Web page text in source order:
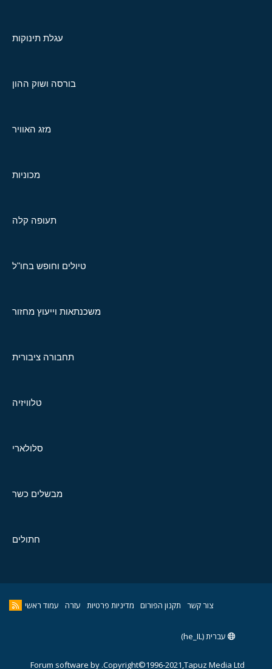
עגלת תינוקות
בורסה ושוק ההון
מזג האוויר
מכוניות
תעופה קלה
טיולים וחופש בחו"ל
משכנתאות וייעוץ מחזור
תחבורה ציבורית
טלוויזיה
סלולארי
מבשלים כשר
חתולים
צור קשר תקנון הפורום מדיניות פרטיות עזרה עמוד ראשי
עברית (he_IL)
Copyright©1996-2021,Tapuz Media Ltd.
Forum software by